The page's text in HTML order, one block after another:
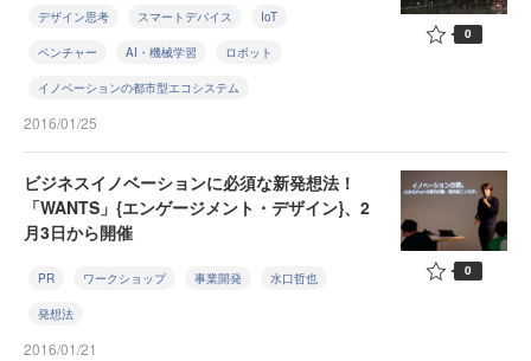
デザイン思考 スマートデバイス IoT
ベンチャー AI・機械学習 ロボット
イノベーションの都市型エコシステム
2016/01/25
0
ビジネスイノベーションに必須な新発想法！
「WANTS」{エンゲージメント・デザイン}、2
月3日から開催
PR ワークショップ 事業開発 水口哲也
発想法
2016/01/21
0